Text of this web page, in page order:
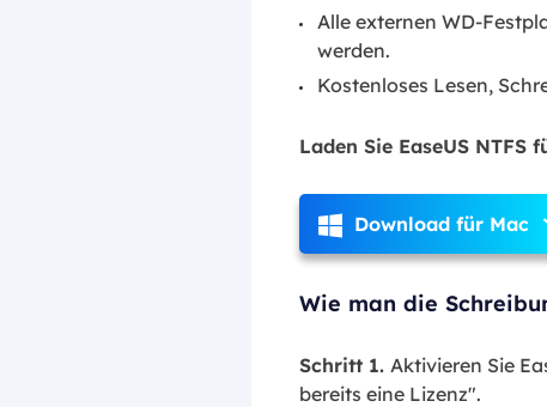
Alle externen WD-
werden.
Kostenloses Lesen,
Laden Sie EaseUS NTFS
 Download für Mac
Wie man die
Schritt 1. Aktivieren Sie
bereits eine Lizenz".